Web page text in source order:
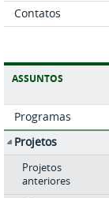
Contatos
ASSUNTOS
Programas
Projetos
Projetos
anteriores